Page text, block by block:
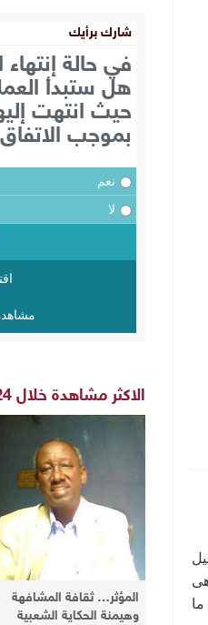
شارك برأيك
في حالة
هل ستبدأ
حيث انتهت
بموجب
نعم
لا
الاكثر مشاهدة خلال 24 ساعة
المؤثر… ثقافة المشافهة
وهيمنة الحكاية الشعبية